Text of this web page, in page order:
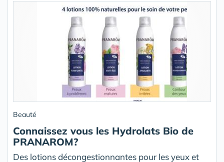
Beauté
Connaissez vous les Hydrolats Bio de
PRANAROM?
Des lotions décongestionnantes pour les yeux et